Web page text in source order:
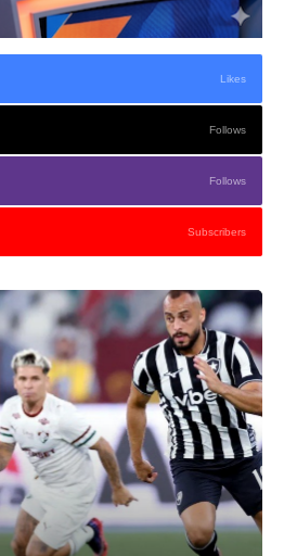
Likes
Follows
Follows
Subscribers